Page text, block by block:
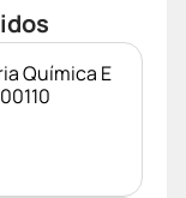
Química E